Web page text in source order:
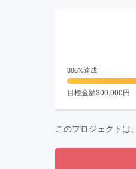
306%達成
目標金額300,000円
このプロジェクトは、